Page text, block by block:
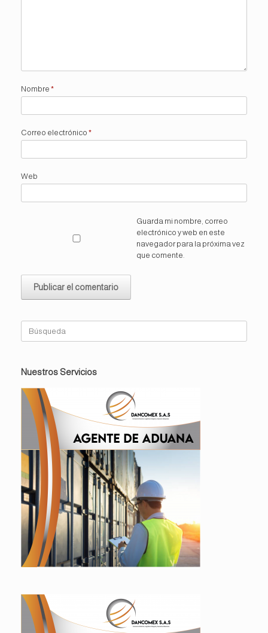
Nombre *
Correo electrónico *
Web
Guarda mi nombre, correo
electrónico y web en este
navegador para la próxima vez
que comente.
Nuestros Servicios